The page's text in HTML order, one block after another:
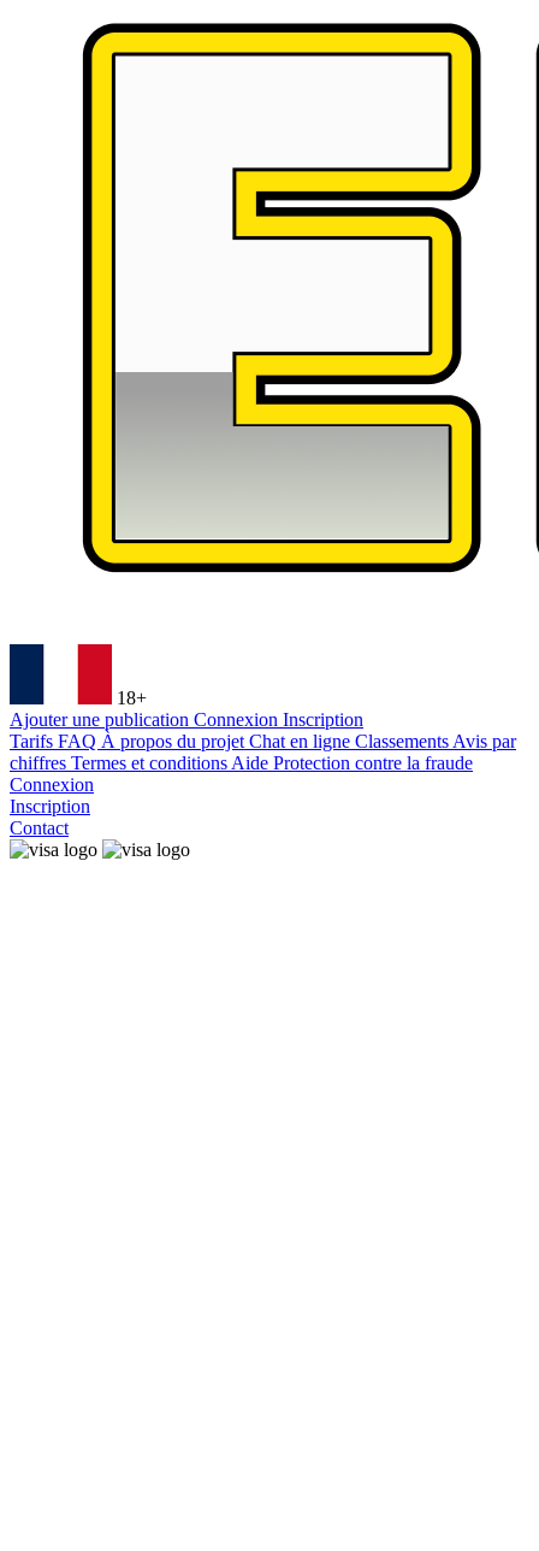
18+
Ajouter une publication Connexion Inscription
Tarifs FAQ À propos du projet Chat en ligne Classements Avis par
chiffres Termes et conditions Aide Protection contre la fraude
Connexion
Inscription
Contact